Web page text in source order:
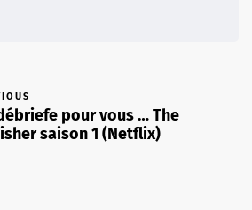
pour vous … The
saison 1 (Netflix)